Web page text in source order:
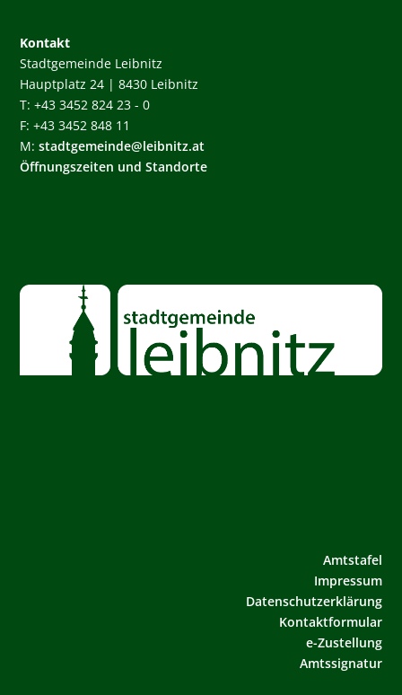
Kontakt
Stadtgemeinde Leibnitz
Hauptplatz 24 | 8430 Leibnitz
T: +43 3452 824 23 - 0
F: +43 3452 848 11
M:stadtgemeinde@leibnitz.at
Öffnungszeiten und Standorte
Amtstafel
Impressum
Datenschutzerklärung
Kontaktformular
e-Zustellung
Amtssignatur